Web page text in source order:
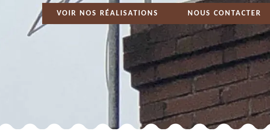
VOIR NOS RÉALISATIONS NOUS CONTACTER